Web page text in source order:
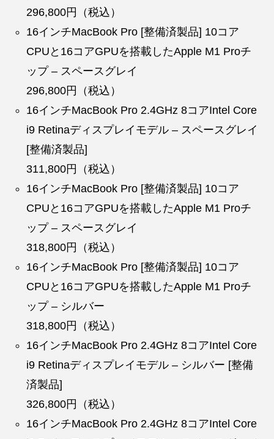
296,800円（税込）
16インチMacBook Pro [整備済製品] 10コア
CPUと16コアGPUを搭載したApple M1 Proチ
ップ – スペースグレイ
296,800円（税込）
16インチMacBook Pro 2.4GHz 8コアIntel Core
i9 Retinaディスプレイモデル – スペースグレイ
[整備済製品]
311,800円（税込）
16インチMacBook Pro [整備済製品] 10コア
CPUと16コアGPUを搭載したApple M1 Proチ
ップ – スペースグレイ
318,800円（税込）
16インチMacBook Pro [整備済製品] 10コア
CPUと16コアGPUを搭載したApple M1 Proチ
ップ – シルバー
318,800円（税込）
16インチMacBook Pro 2.4GHz 8コアIntel Core
i9 Retinaディスプレイモデル – シルバー [整備
済製品]
326,800円（税込）
16インチMacBook Pro 2.4GHz 8コアIntel Core